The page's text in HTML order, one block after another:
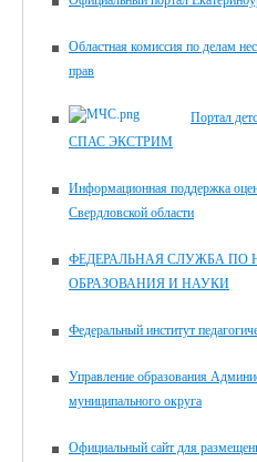
Областная комиссия по делам
прав
Портал
СПАС ЭКСТРИМ
Информационная поддержка
Свердловской области
ФЕДЕРАЛЬНАЯ СЛУЖБА ПО
ОБРАЗОВАНИЯ И НАУКИ
Федеральный институт
Управление образования
муниципального округа
Официальный сайт для